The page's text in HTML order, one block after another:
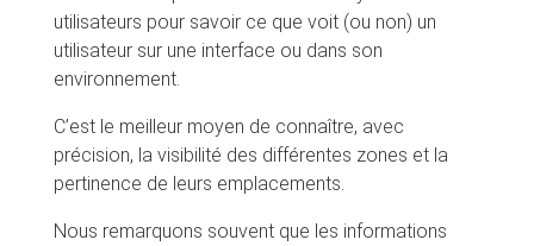
utilisateurs pour savoir ce que voit (ou non) un
utilisateur sur une interface ou dans son
environnement.
C’est le meilleur moyen de connaître, avec
précision, la visibilité des différentes zones et la
pertinence de leurs emplacements.
Nous remarquons souvent que les informations